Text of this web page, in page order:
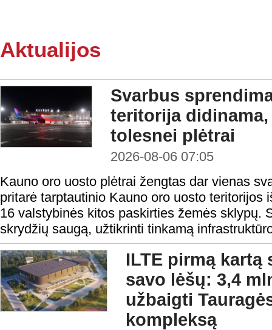
Aktualijos
Svarbus
teritorija
tolesnei plėtrai
2026-08-06 07:05
Kauno oro uosto plėtrai žengtas dar vienas
pritarė tarptautinio Kauno oro uosto teritorijos
16 valstybinės kitos paskirties žemės sklypų.
skrydžių saugą, užtikrinti tinkamą
ILTE pirmą kartą
savo lėšų: 3,4
užbaigti
kompleksą